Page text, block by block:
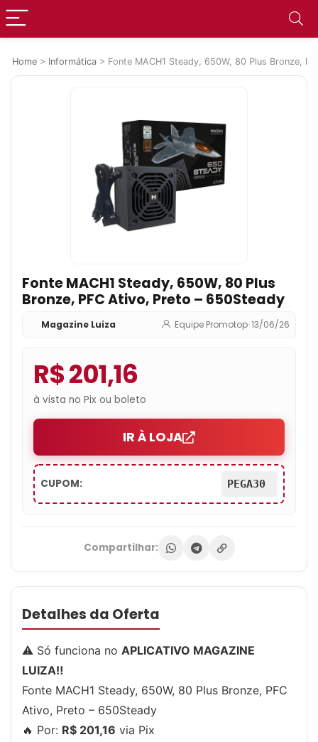
Home > Informática > Fonte MACH1 Steady, 650W, 80 Plus Bronze,
Fonte MACH1 Steady, 650W, 80 Plus
Bronze, PFC Ativo, Preto – 650Steady
Magazine Luiza Equipe Promotop•13/06/26
R$ 201,16
à vista no Pix ou boleto
IR À LOJA
CUPOM: PEGA30
Compartilhar:
Detalhes da Oferta
⚠️ Só funciona no APLICATIVO MAGAZINE
LUIZA‼️
Fonte MACH1 Steady, 650W, 80 Plus Bronze, PFC
Ativo, Preto – 650Steady
🔥 Por: R$ 201,16 via Pix